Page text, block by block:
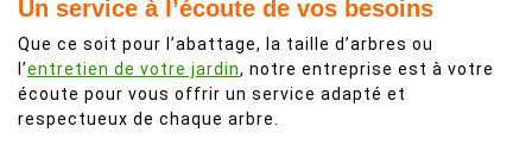
Un service à l’écoute de vos besoins
Que ce soit pour l’abattage, la taille d’arbres ou
l’entretien de votre jardin, notre entreprise est à votre
écoute pour vous offrir un service adapté et
respectueux de chaque arbre.